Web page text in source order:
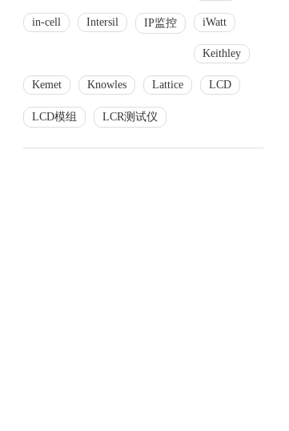
in-cell Intersil IP监控 iWatt
Keithley
Kemet Knowles Lattice LCD
LCD模组 LCR测试仪